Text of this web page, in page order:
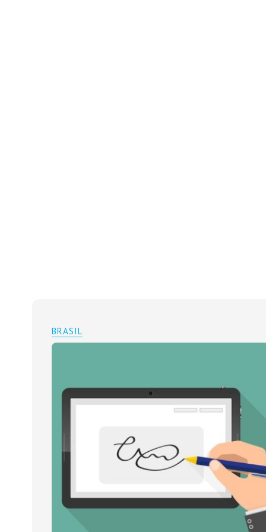
BRASIL